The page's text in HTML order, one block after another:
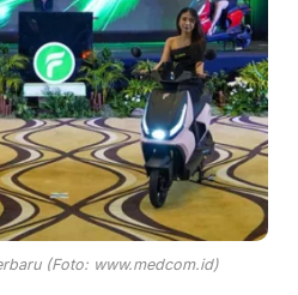
(Foto: www.medcom.id)